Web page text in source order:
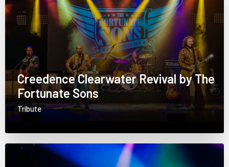
Creedence Clearwater Revival by The
Fortunate Sons
Tribute